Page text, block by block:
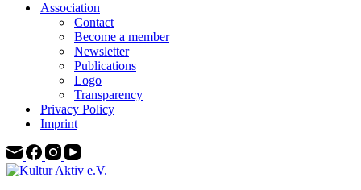
Association
Contact
Become a member
Newsletter
Publications
Logo
Transparency
Privacy Policy
Imprint